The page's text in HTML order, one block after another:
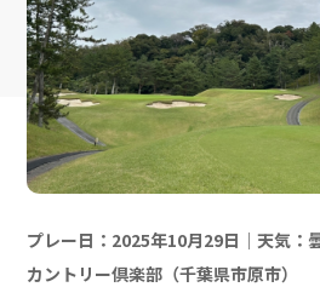
プレー日：2025年10月29日｜天気：
カントリー倶楽部 （千葉県市原市）